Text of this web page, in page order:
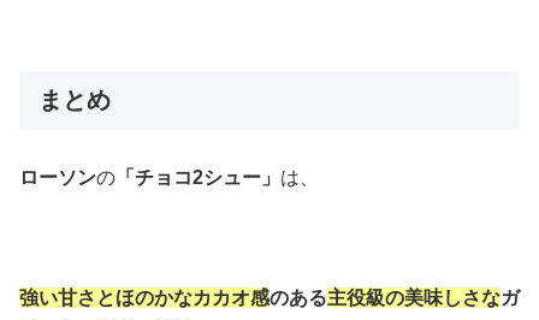
まとめ
ローソンの 「チョコ2シュー」 は、
強い甘さとほのかなカカオ感のある主役級の美味しさなガ